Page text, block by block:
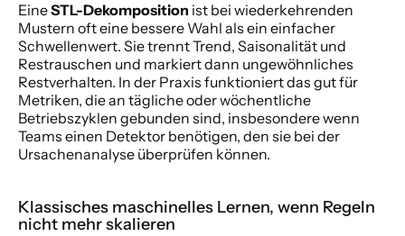
Eine STL-Dekomposition ist bei wiederkehrenden
Mustern oft eine bessere Wahl als ein einfacher
Schwellenwert. Sie trennt Trend, Saisonalität und
Restrauschen und markiert dann ungewöhnliches
Restverhalten. In der Praxis funktioniert das gut für
Metriken, die an tägliche oder wöchentliche
Betriebszyklen gebunden sind, insbesondere wenn
Teams einen Detektor benötigen, den sie bei der
Ursachenanalyse überprüfen können.
Klassisches maschinelles Lernen, wenn Regeln
nicht mehr skalieren